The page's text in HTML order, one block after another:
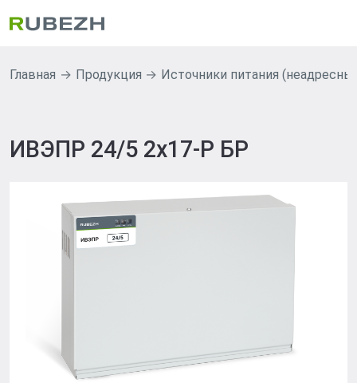
Главная Продукция Источники питания
ИВЭПР 24/5 2х17-Р БР